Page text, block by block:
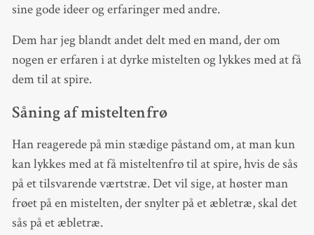
sine gode ideer og erfaringer med andre.
Dem har jeg blandt andet delt med en mand, der om
nogen er erfaren i at dyrke mistelten og lykkes med at få
dem til at spire.
Såning af misteltenfrø
Han reagerede på min stædige påstand om, at man kun
kan lykkes med at få misteltenfrø til at spire, hvis de sås
på et tilsvarende værtstræ. Det vil sige, at høster man
frøet på en mistelten, der snylter på et æbletræ, skal det
sås på et æbletræ.